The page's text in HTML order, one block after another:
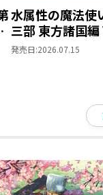
水属性の魔法使
三部 東方諸国
発売日:2026.07.15